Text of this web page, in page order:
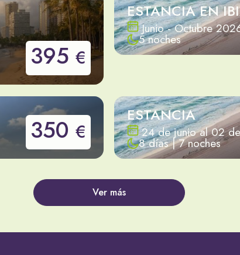
395 €
ESTANCIA EN
Junio - Octubre
5 noches
350 €
ESTANCIA
24 de junio al 02
8 días | 7 noches
Ver más